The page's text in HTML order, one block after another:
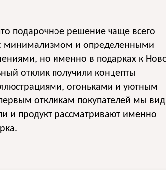
подарочное решение чаще всего
с минимализмом и определенными
но именно в подарках к
отклик получили концепты
огоньками и уютным
откликам покупателей мы
и продукт рассматривают именно